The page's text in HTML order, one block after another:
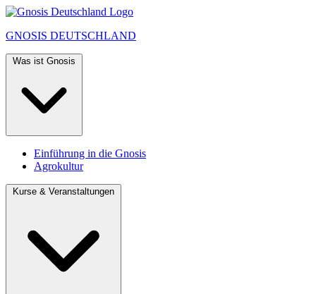
GNOSIS DEUTSCHLAND
Was ist Gnosis
Einführung in die Gnosis
Agrokultur
Kurse & Veranstaltungen